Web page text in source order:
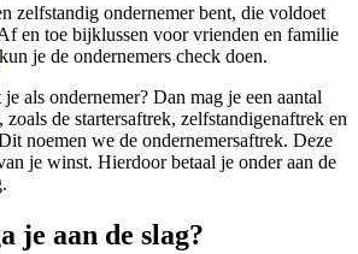
zelfstandig ondernemer bent, die voldoet
en toe bijklussen voor vrienden en familie
je de ondernemers check doen.
als ondernemer? Dan mag je een aantal
zoals de startersaftrek, zelfstandigenaftrek en
noemen we de ondernemersaftrek. Deze
je winst. Hierdoor betaal je onder aan de
je aan de slag?